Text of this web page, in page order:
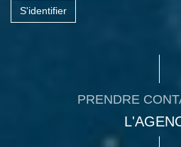
S'identifier
PRENDRE